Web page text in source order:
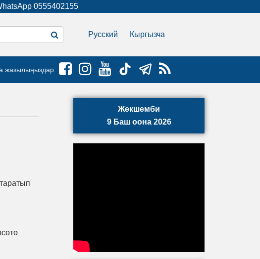
0555402155
Русский Кыргызча
жазылыңыздар
Жекшемби
9 Баш оона 2026